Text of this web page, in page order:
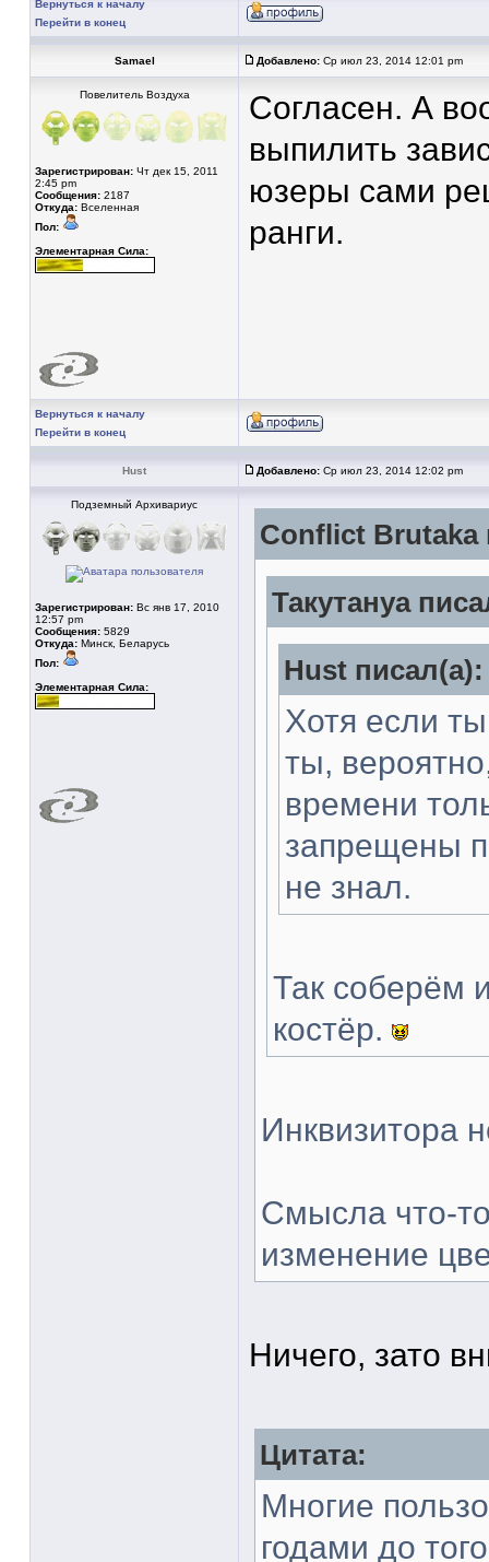
Вернуться к началу
Перейти в конец
Samael Добавлено: Ср июл 23, 2014 12:01 pm
Повелитель Воздуха
Зарегистрирован: Чт дек 15, 2011
2:45 pm
Сообщения: 2187
Откуда: Вселенная
Пол:
Элементарная Сила:
Согласен. А
выпилить
юзеры сами
ранги.
Вернуться к началу
Перейти в конец
Hust Добавлено: Ср июл 23, 2014 12:02 pm
Подземный Архивариус
Зарегистрирован: Вс янв 17, 2010
12:57 pm
Сообщения: 5829
Откуда: Минск, Беларусь
Пол:
Элементарная Сила:
Conflict Brutaka
Такутануа
Hust писал(а):
Хотя если
ты,
времени
запрещены
не знал.
Так соберём
костёр.
Инквизитора
Смысла что-
изменение
Ничего, зато
Цитата:
Многие
годами до